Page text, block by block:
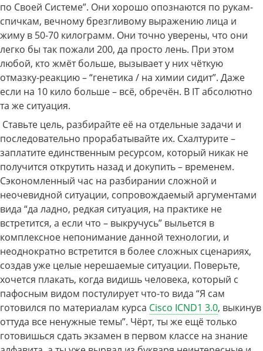
по Своей Системе”. Они хорошо опознаются по рукам-
спичкам, вечному брезгливому выражению лица и
жиму в 50-70 килограмм. Они точно уверены, что они
легко бы так пожали 200, да просто лень. При этом
любой, кто жмёт больше, вызывает у них чёткую
отмазку-реакцию – “генетика / на химии сидит”. Даже
если на 10 кило больше – всё, обречён. В IT абсолютно
та же ситуация.
Ставьте цель, разбирайте её на отдельные задачи и
последовательно прорабатывайте их. Схалтурите –
заплатите единственным ресурсом, который никак не
получится открутить назад и докупить – временем.
Сэкономленный час на разбирании сложной и
неочевидной ситуации, сопровождаемый аргументами
вида “да ладно, редкая ситуация, на практике не
встретится, а если что – выкручусь” выльется в
комплексное непонимание данной технологии, и
неоднократно встретится в более сложных сценариях,
создав уже целые нерешаемые ситуации. Поверьте,
хочется плакать, когда видишь человека, который с
пафосным видом постулирует что-то вида “Я сам
готовился по материалам курса Cisco ICND1 3.0, выкинув
оттуда все ненужные темы”. Чёрт, ты же ещё только
готовишься сдать экзамен в первом классе на знание